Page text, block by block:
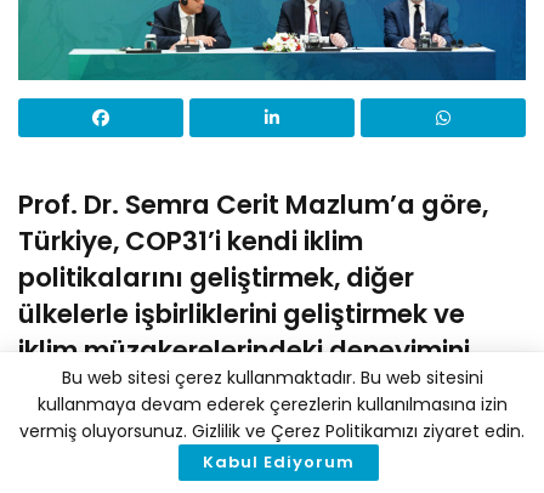
Prof. Dr. Semra Cerit Mazlum’a göre,
Türkiye, COP31’i kendi iklim
politikalarını geliştirmek, diğer
ülkelerle işbirliklerini geliştirmek ve
iklim müzakerelerindeki deneyimini
güçlendirmek için kullanabilir.
İklim Haber ve Medyascope işbirliğiyle hazırlanan
programının ilk konuğu Marmara
Bu web sitesi çerez kullanmaktadır. Bu web sitesini
kullanmaya devam ederek çerezlerin kullanılmasına izin
vermiş oluyorsunuz. Gizlilik ve Çerez Politikamızı ziyaret edin.
Kabul Ediyorum